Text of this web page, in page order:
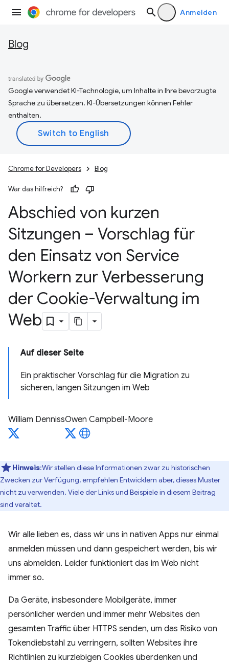
Anmelden
Blog
Google verwendet KI-Technologie, um Inhalte in Ihre bevorzugte
Sprache zu übersetzen. KI-Übersetzungen können Fehler
enthalten.
Chrome for Developers Blog
War das hilfreich?
Abschied von kurzen
Sitzungen – Vorschlag für
den Einsatz von Service
Workern zur Verbesserung
der Cookie-Verwaltung im
Web
Auf dieser Seite
Ein praktischer Vorschlag für die Migration zu
sicheren, langen Sitzungen im Web
William DennissOwen Campbell-Moore
Hinweis:Wir stellen diese Informationen zwar zu historischen
Zwecken zur Verfügung, empfehlen Entwicklern aber, dieses Muster
nicht zu verwenden. Viele der Links und Beispiele in diesem Beitrag
sind veraltet.
Wir alle lieben es, dass wir uns in nativen Apps nur einmal
anmelden müssen und dann gespeichert werden, bis wir
uns abmelden. Leider funktioniert das im Web nicht
immer so.
Da Geräte, insbesondere Mobilgeräte, immer
persönlicher werden und immer mehr Websites den
gesamten Traffic über HTTPS senden, um das Risiko von
Tokendiebstahl zu verringern, sollten Websites ihre
Richtlinien zu kurzlebigen Cookies überdenken und